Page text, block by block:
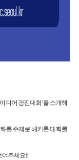
디어 경진대회’를 소개해
를 주제로 해커톤 대회를
여주세요!!